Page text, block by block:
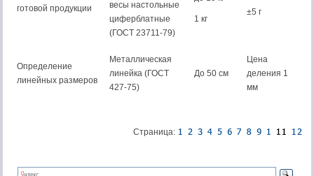
готовой продукции
весы настольные
циферблатные
(ГОСТ 23711-79)
1 кг
±5 г
Определение
линейных размеров
Металлическая
линейка (ГОСТ
427-75)
До 50 см
Цена
деления 1
мм
Страница: